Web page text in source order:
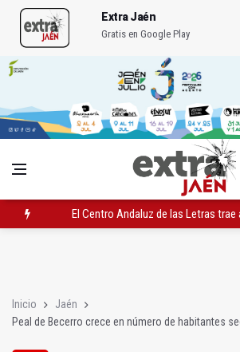
Extra Jaén
Gratis en Google Play
El Centro Andaluz de las Letras
Inicio
Jaén
Peal de Becerro crece en número de habitantes